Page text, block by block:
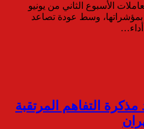
الأسبوع الثاني من يونيو
بمؤشراتها، وسط عودة تصاعد
مذكرة التفاهم المرتقبة